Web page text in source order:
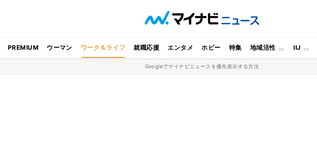
PREMIUM ウーマン ワーク＆ライフ 就職応援 エンタメ ホビー 特集 地域活性 IIJ
Googleでマイナビニュースを優先表示する方法